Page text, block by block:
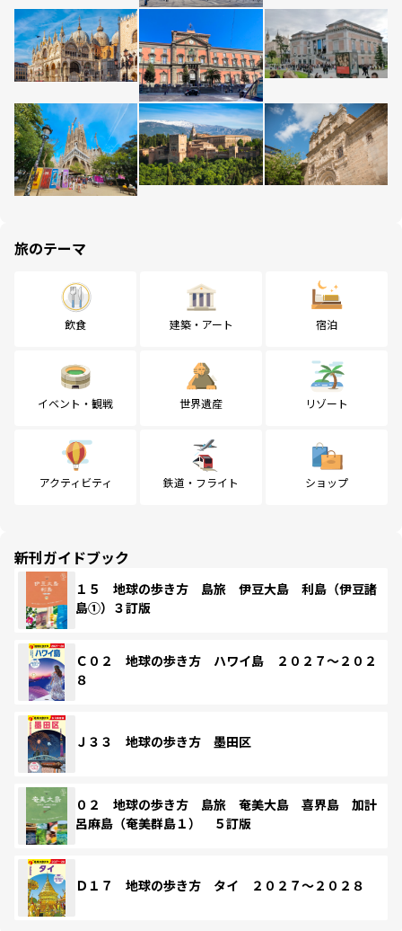
旅のテーマ
飲食 建築・アート 宿泊
イベント・観戦 世界遺産 リゾート
アクティビティ 鉄道・フライト ショップ
新刊ガイドブック
１５ 地球の歩き方 島旅 伊豆大島 利島（伊豆諸
島①）３訂版
Ｃ０２ 地球の歩き方 ハワイ島 ２０２７～２０２
８
Ｊ３３ 地球の歩き方 墨田区
０２ 地球の歩き方 島旅 奄美大島 喜界島 加計
呂麻島（奄美群島１） ５訂版
Ｄ１７ 地球の歩き方 タイ ２０２７～２０２８